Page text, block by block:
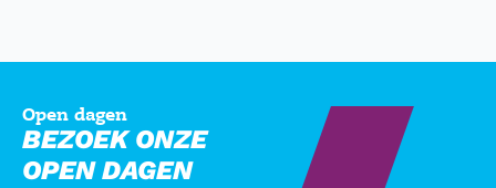
Open dagen
BEZOEK ONZE
OPEN DAGEN